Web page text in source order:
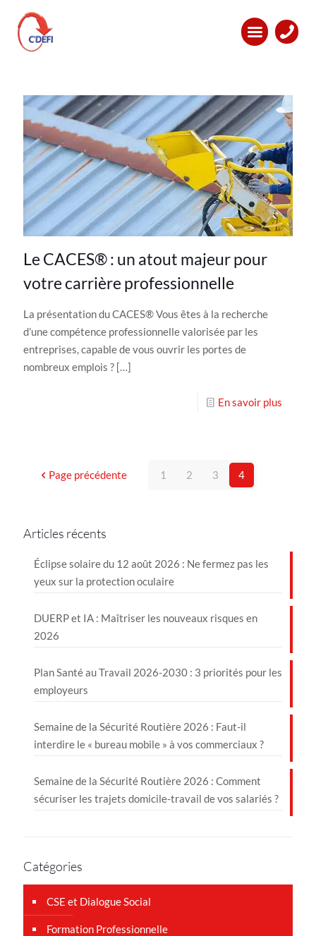
Categories
Le CACES® : un atout majeur pour
votre carrière professionnelle
La présentation du CACES® Vous êtes à la recherche
d’une compétence professionnelle valorisée par les
entreprises, capable de vous ouvrir les portes de
nombreux emplois ? […]
En savoir plus
Page précédente 1 2 3 4
Articles récents
Éclipse solaire du 12 août 2026 : Ne fermez pas les
yeux sur la protection oculaire
DUERP et IA : Maîtriser les nouveaux risques en
2026
Plan Santé au Travail 2026-2030 : 3 priorités pour les
employeurs
Semaine de la Sécurité Routière 2026 : Faut-il
interdire le « bureau mobile » à vos commerciaux ?
Semaine de la Sécurité Routière 2026 : Comment
sécuriser les trajets domicile-travail de vos salariés ?
Catégories
CSE et Dialogue Social
Formation Professionnelle